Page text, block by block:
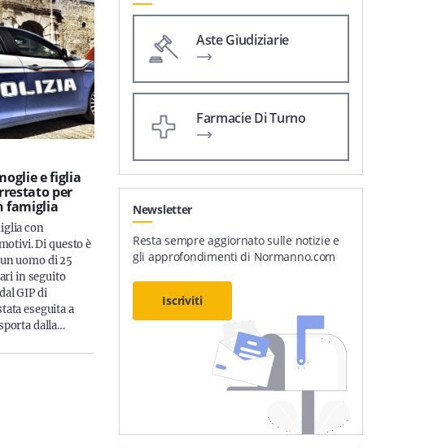
e figlia
per
famiglia
con
Di questo è
uomo di 25
in seguito
GIP di
eseguita a
dalla…
Aste Giudiziarie
Farmacie Di Turno
Newsletter
Resta sempre aggiornato sulle notizie e
gli approfondimenti di Normanno.com
Iscriviti